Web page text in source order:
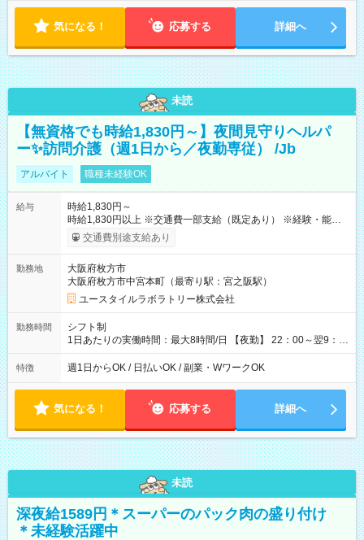
気になる！ 応募する 詳細へ
未読
【無資格でも時給1,830円～】夜間見守りヘルパ
ー✨訪問介護（週1日から／夜勤専従） /Jb
アルバイト 職種未経験OK
給与
時給1,830円～
時給1,830円以上 ※交通費一部支給（既定あり） ※経験・能力を
考慮して決定します 【収入例】 週1回勤務の場合：1,830円×8時
間×4回=5万8,560円 週3回勤務の場合：1,830円×8時間×12回
月 ※ 雇用形態と給与に、本採用時と異なる部分があります。 雇
用形態：本採用時と同じです。 給与：時給 1,610円以上
交通費別途支給あり
勤務地
大阪府枚方市
大阪府枚方市中宮本町（最寄り駅：宮之阪駅）
ユースタイルラボラトリー株式会社
勤務時間
シフト制
1日あたりの実働時間：最大8時間/日 【夜勤】 22：00～翌9：
00 ※週1日～OK ／ 夜勤専従 ＊＊ 勤務時間例 ＊＊ ■22時か
ら翌7時 ■23時から翌8時 ■24時から翌9時 など ※上記の時間
ます。 ※曜日固定（毎週同じ曜日での勤務となります）
特徴 週1日からOK / 日払いOK / 副業・WワークOK
気になる！ 応募する 詳細へ
未読
深夜給1589円＊スーパーのパック肉の盛り付け
＊未経験活躍中